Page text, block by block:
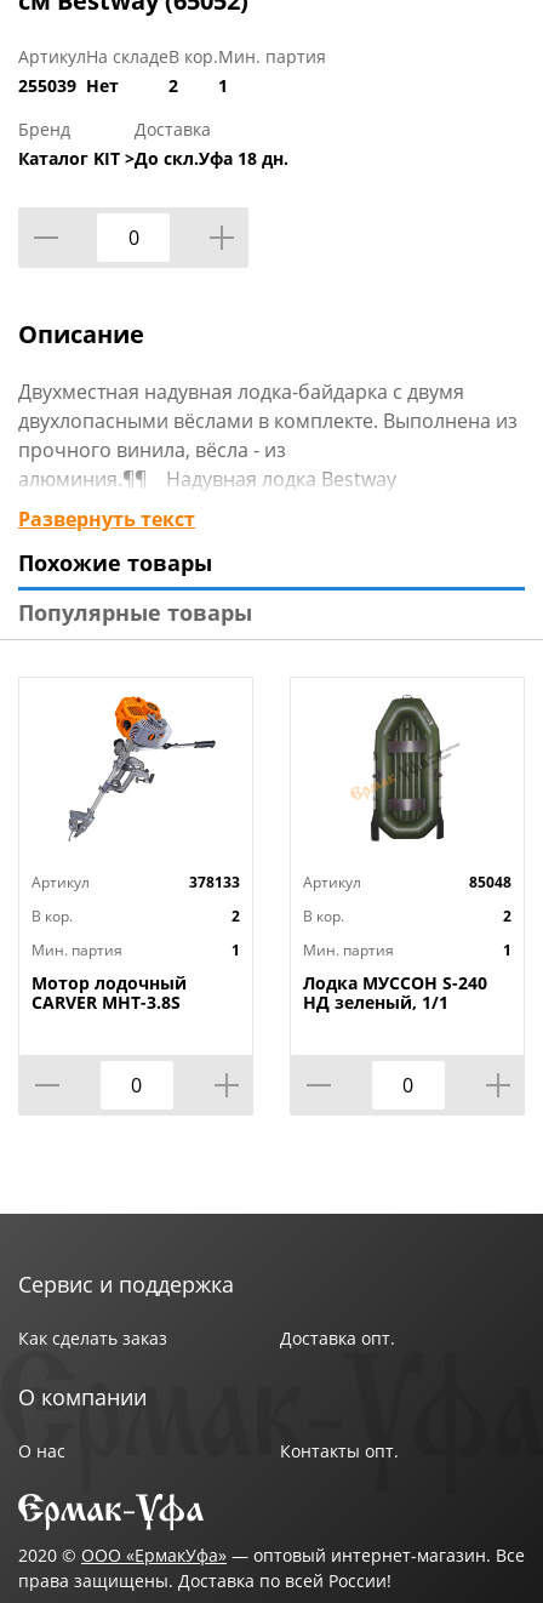
Артикул
255039
На складе
Нет
В кор.
2
Мин. партия
1
Бренд
Каталог KIT >
Доставка
До скл.Уфа 18 дн.
Описание
Двухместная надувная лодка-байдарка с двумя
двухлопасными вёслами в комплекте. Выполнена из
прочного винила, вёсла - из
алюминия.¶¶ Надувная лодка Bestway
65052.¶ Размеры лодки 330х94 см.¶ Вместимость
2 чел.¶ Грузоподъемность 200 кг.¶ Ручной насос
1,5 л.¶ 2 двухлопастных весла.¶ Нейлоновый тент-
чехол.¶ Вес в упаковке 17,4 кг.¶
Развернуть текст
Похожие товары
Популярные товары
Артикул
378133
В кор.
2
Мин. партия
1
Мотор лодочный
CARVER MHT-3.8S
Артикул
85048
В кор.
2
Мин. партия
1
Лодка МУССОН S-240
НД зеленый, 1/1
Сервис и поддержка
Как сделать заказ Доставка опт.
О компании
О нас Контакты опт.
2020 © ООО «ЕрмакУфа» — оптовый интернет-магазин. Все
права защищены. Доставка по всей России!